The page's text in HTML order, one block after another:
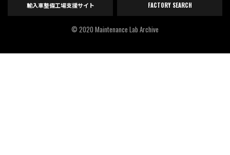
輸入車整備工場支援サイト FACTORY SEARCH
© 2020 Maintenance Lab Archive